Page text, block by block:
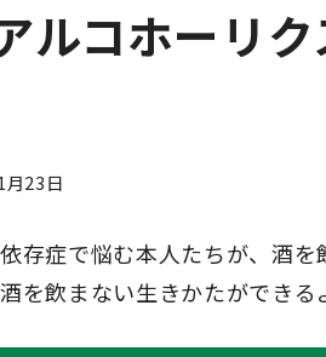
ルコホーリ
月23日
存症で悩む本人たちが、酒
を飲まない生きかたができる